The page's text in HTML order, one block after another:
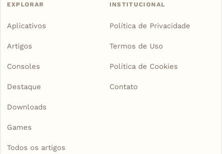
EXPLORAR
Aplicativos
Artigos
Consoles
Destaque
Downloads
Games
Todos os artigos
INSTITUCIONAL
Política de Privacidade
Termos de Uso
Política de Cookies
Contato